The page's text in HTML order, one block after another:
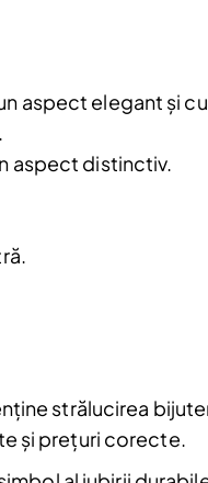
Politica de
aspect elegant și
aspect distinctiv.
strălucirea
și prețuri corecte.